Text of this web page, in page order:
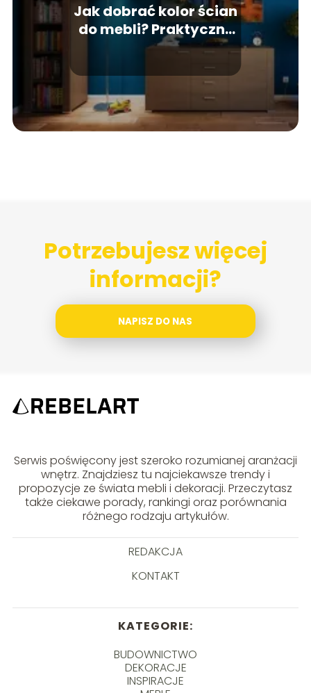
Jak dobrać kolor ścian
do mebli? Praktyczne
Porady
Potrzebujesz więcej
informacji?
NAPISZ DO NAS
Serwis poświęcony jest szeroko rozumianej aranżacji
wnętrz. Znajdziesz tu najciekawsze trendy i
propozycje ze świata mebli i dekoracji. Przeczytasz
także ciekawe porady, rankingi oraz porównania
różnego rodzaju artykułów.
REDAKCJA
KONTAKT
KATEGORIE:
BUDOWNICTWO
DEKORACJE
INSPIRACJE